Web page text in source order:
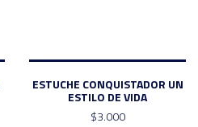
ESTUCHE CONQUISTADOR UN
ESTILO DE VIDA
$3.000